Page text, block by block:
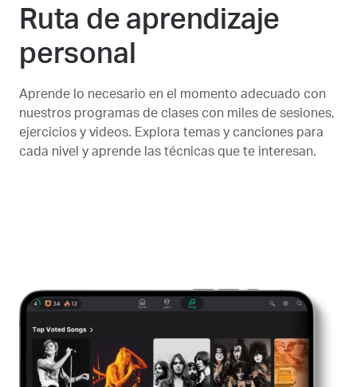
Ruta de aprendizaje
personal
Aprende lo necesario en el momento adecuado con
nuestros programas de clases con miles de sesiones,
ejercicios y videos. Explora temas y canciones para
cada nivel y aprende las técnicas que te interesan.